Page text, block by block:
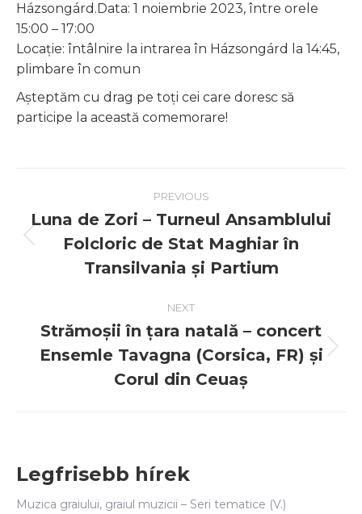
Házsongárd.Data: 1 noiembrie 2023, între orele
15:00 – 17:00
Locație: întâlnire la intrarea în Házsongárd la 14:45,
plimbare în comun
Așteptăm cu drag pe toți cei care doresc să
participe la această comemorare!
navigation
PREVIOUS
Previous
post:
Luna de Zori – Turneul Ansamblului
Folcloric de Stat Maghiar în
Transilvania și Partium
NEXT
Next
post:
Strămoșii în țara natală – concert
Ensemle Tavagna (Corsica, FR) și
Corul din Ceuaș
Legfrisebb hírek
Muzica graiului, graiul muzicii – Seri tematice (V.)